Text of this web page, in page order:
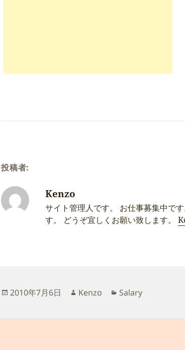
投稿者:
Kenzo
サイト管理人です。 お仕事募集中で
す。 どうぞ宜しくお願い致します。
投
日:
2010年7月6日
作
者
Kenzo
カ
ゴ
Salary